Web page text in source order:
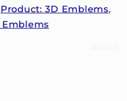
Product: 3D Emblems,